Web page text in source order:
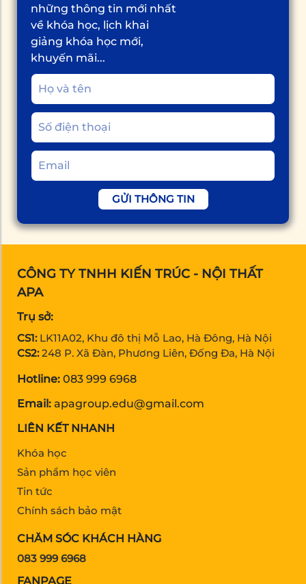
những thông tin mới nhất
về khóa học, lịch khai
giảng khóa học mới,
khuyến mãi...
GỬI THÔNG TIN
CÔNG TY TNHH KIẾN TRÚC - NỘI THẤT
APA
Trụ sở:
CS1: LK11A02, Khu đô thị Mỗ Lao, Hà Đông, Hà Nội
CS2: 248 P. Xã Đàn, Phương Liên, Đống Đa, Hà Nội
Hotline: 083 999 6968
Email: apagroup.edu@gmail.com
LIÊN KẾT NHANH
Khóa học
Sản phẩm học viên
Tin tức
Chính sách bảo mật
CHĂM SÓC KHÁCH HÀNG
083 999 6968
FANPAGE